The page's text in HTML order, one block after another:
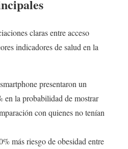
claras entre acceso
indicadores de salud en la
presentaron un
en la probabilidad de mostrar
con quienes no tenían
más riesgo de obesidad entre